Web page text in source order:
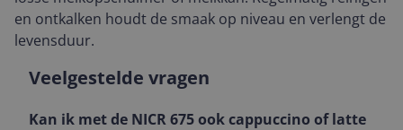
en ontkalken houdt de smaak op niveau en verlengt de
levensduur.
Veelgestelde vragen
Kan ik met de NICR 675 ook cappuccino of latte